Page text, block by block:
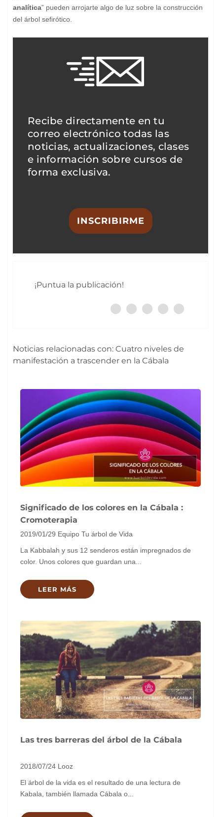
analítica” pueden arrojarte algo de luz sobre la construcción
del árbol sefirótico.
Recibe directamente en tu
correo electrónico todas las
noticias, actualizaciones, clases
e información sobre cursos de
forma exclusiva.
INSCRIBIRME
¡Puntua la publicación!
Noticias relacionadas con: Cuatro niveles de
manifestación a trascender en la Cábala
Significado de los colores en la Cábala :
Cromoterapia
2019/01/29 Equipo Tu árbol de Vida
La Kabbalah y sus 12 senderos están impregnados de
color. Unos colores que guardan una...
LEER MÁS
Las tres barreras del árbol de la Cábala
2018/07/24 Looz
El árbol de la vida es el resultado de una lectura de
Kabala, también llamada Cábala o...